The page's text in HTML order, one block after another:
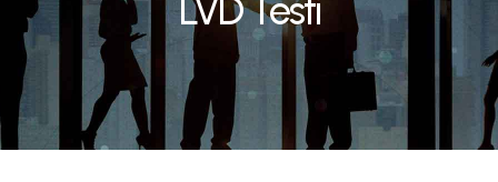
LVD Testi